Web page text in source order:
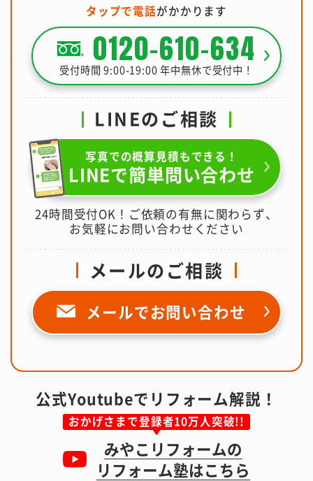
タップで電話がかかります
0120-610-634
受付時間 9:00-19:00 年中無休で受付中！
LINEのご相談
写真での概算見積もできる！
LINEで簡単問い合わせ
24時間受付OK！ご依頼の有無に関わらず、
お気軽にお問い合わせください
メールのご相談
メールでお問い合わせ
公式Youtubeでリフォーム解説！
おかげさまで登録者10万人突破!!
みやこリフォームの
リフォーム塾はこちら